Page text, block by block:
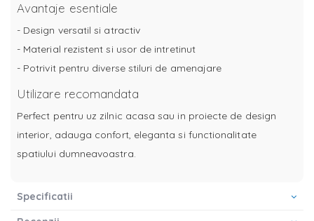
Avantaje esentiale
- Design versatil si atractiv
- Material rezistent si usor de intretinut
- Potrivit pentru diverse stiluri de amenajare
Utilizare recomandata
Perfect pentru uz zilnic acasa sau in proiecte de design
interior, adauga confort, eleganta si functionalitate
spatiului dumneavoastra.
Specificatii